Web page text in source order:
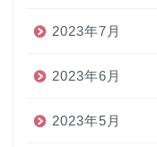
2023年7月
2023年6月
2023年5月